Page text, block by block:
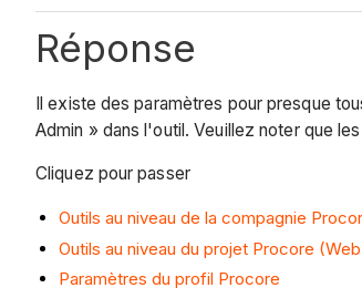
Réponse
Il existe des paramètres pour presque
Admin » dans l'outil. Veuillez noter que
Cliquez pour passer
Outils au niveau de la compagnie
Outils au niveau du projet Procore
Paramètres du profil Procore